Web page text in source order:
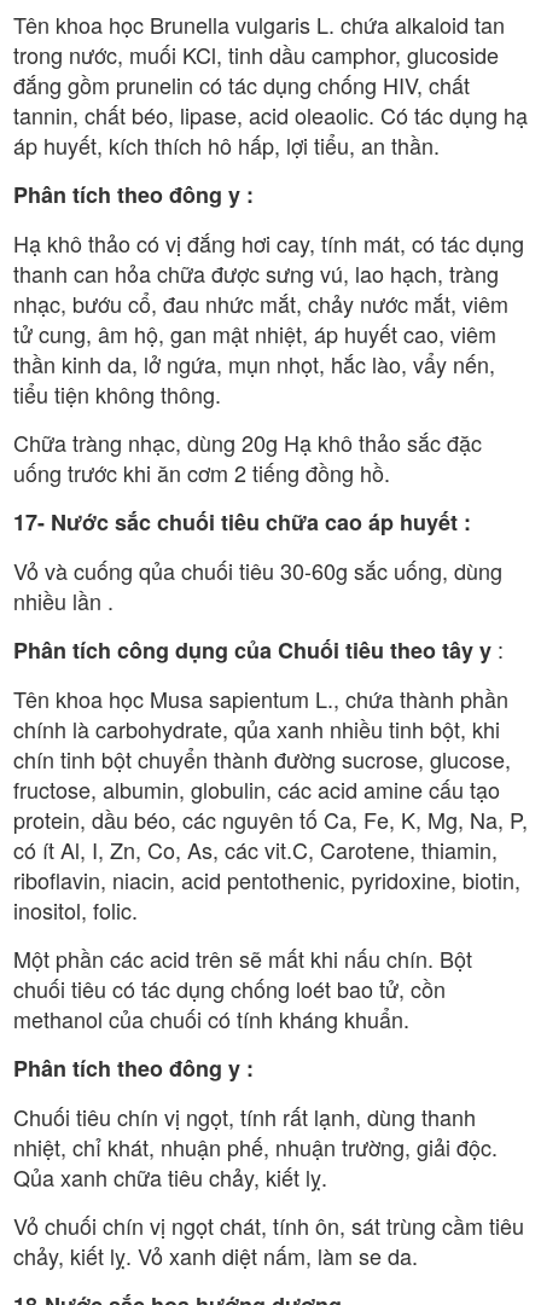
Tên khoa học Brunella vulgaris L. chứa alkaloid tan
trong nước, muối KCl, tinh dầu camphor, glucoside
đắng gồm prunelin có tác dụng chống HIV, chất
tannin, chất béo, lipase, acid oleaolic. Có tác dụng hạ
áp huyết, kích thích hô hấp, lợi tiểu, an thần.
Phân tích theo đông y :
Hạ khô thảo có vị đắng hơi cay, tính mát, có tác dụng
thanh can hỏa chữa được sưng vú, lao hạch, tràng
nhạc, bướu cổ, đau nhức mắt, chảy nước mắt, viêm
tử cung, âm hộ, gan mật nhiệt, áp huyết cao, viêm
thần kinh da, lở ngứa, mụn nhọt, hắc lào, vẩy nến,
tiểu tiện không thông.
Chữa tràng nhạc, dùng 20g Hạ khô thảo sắc đặc
uống trước khi ăn cơm 2 tiếng đồng hồ.
17- Nước sắc chuối tiêu chữa cao áp huyết :
Vỏ và cuống qủa chuối tiêu 30-60g sắc uống, dùng
nhiều lần .
Phân tích công dụng của Chuối tiêu theo tây y :
Tên khoa học Musa sapientum L., chứa thành phần
chính là carbohydrate, qủa xanh nhiều tinh bột, khi
chín tinh bột chuyển thành đường sucrose, glucose,
fructose, albumin, globulin, các acid amine cấu tạo
protein, dầu béo, các nguyên tố Ca, Fe, K, Mg, Na, P,
có ít Al, I, Zn, Co, As, các vit.C, Carotene, thiamin,
riboflavin, niacin, acid pentothenic, pyridoxine, biotin,
inositol, folic.
Một phần các acid trên sẽ mất khi nấu chín. Bột
chuối tiêu có tác dụng chống loét bao tử, cồn
methanol của chuối có tính kháng khuẩn.
Phân tích theo đông y :
Chuối tiêu chín vị ngọt, tính rất lạnh, dùng thanh
nhiệt, chỉ khát, nhuận phế, nhuận trường, giải độc.
Qủa xanh chữa tiêu chảy, kiết lỵ.
Vỏ chuối chín vị ngọt chát, tính ôn, sát trùng cầm tiêu
chảy, kiết lỵ. Vỏ xanh diệt nấm, làm se da.